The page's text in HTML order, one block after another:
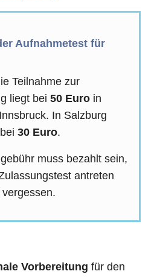
Aufnahmetest für
Teilnahme zur
liegt bei 50 Euro in
In Salzburg
30 Euro.
muss bezahlt sein,
antreten
Vorbereitung für den